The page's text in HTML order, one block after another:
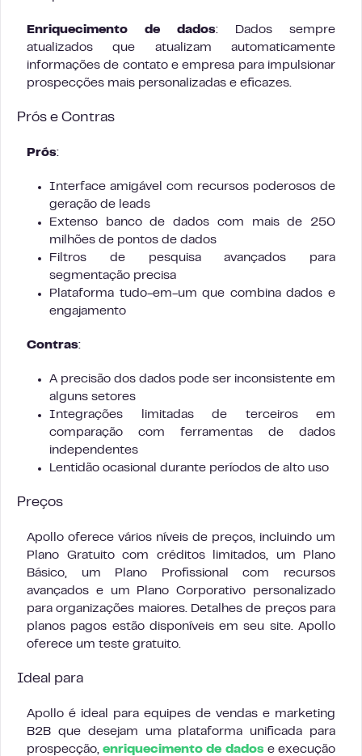
Enriquecimento de dados: Dados sempre
atualizados que atualizam automaticamente
informações de contato e empresa para impulsionar
prospecções mais personalizadas e eficazes.
Prós e Contras
Prós:
Interface amigável com recursos poderosos de
geração de leads
Extenso banco de dados com mais de 250
milhões de pontos de dados
Filtros de pesquisa avançados para
segmentação precisa
Plataforma tudo-em-um que combina dados e
engajamento
Contras:
A precisão dos dados pode ser inconsistente em
alguns setores
Integrações limitadas de terceiros em
comparação com ferramentas de dados
independentes
Lentidão ocasional durante períodos de alto uso
Preços
Apollo oferece vários níveis de preços, incluindo um
Plano Gratuito com créditos limitados, um Plano
Básico, um Plano Profissional com recursos
avançados e um Plano Corporativo personalizado
para organizações maiores. Detalhes de preços para
planos pagos estão disponíveis em seu site. Apollo
oferece um teste gratuito.
Ideal para
Apollo é ideal para equipes de vendas e marketing
B2B que desejam uma plataforma unificada para
prospecção,enriquecimento de dadose execução